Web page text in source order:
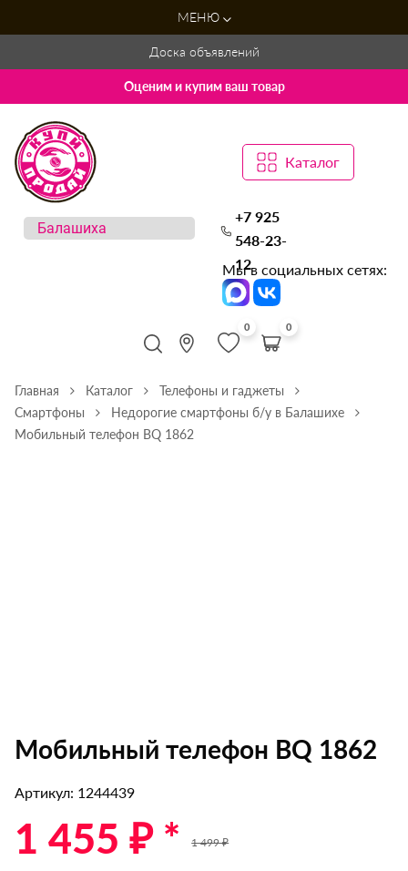
МЕНЮ
Доска объявлений
Оценим и купим ваш товар
Каталог
+7 925
548-23-
12
Мы в социальных сетях:
0 0
Главная Каталог
Телефоны и гаджеты
Смартфоны
Недорогие смартфоны б/у в Балашихе
Мобильный телефон BQ 1862
Мобильный телефон BQ 1862
Артикул: 1244439
1 455 ₽ * 1 499 ₽